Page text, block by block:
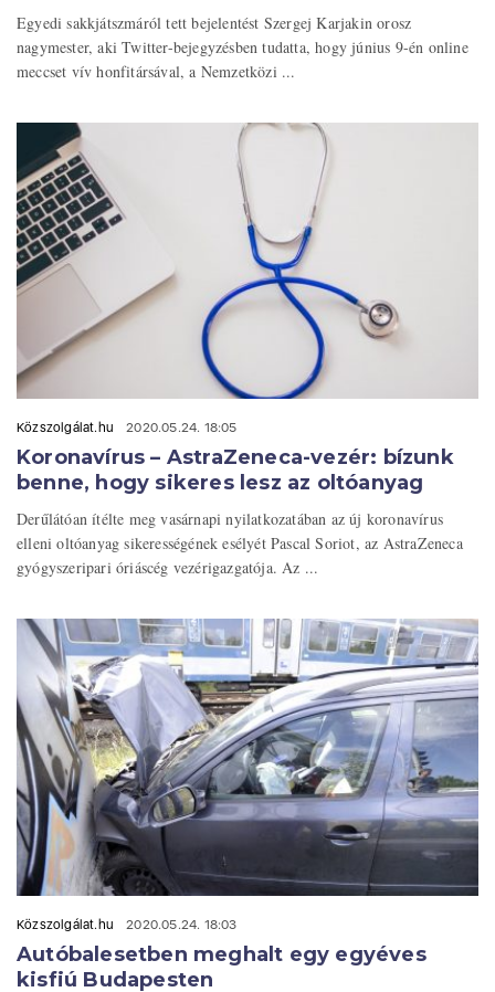
Egyedi sakkjátszmáról tett bejelentést Szergej Karjakin orosz
nagymester, aki Twitter-bejegyzésben tudatta, hogy június 9-én online
meccset vív honfitársával, a Nemzetközi ...
Közszolgálat.hu 2020.05.24. 18:05
Koronavírus – AstraZeneca-vezér: bízunk
benne, hogy sikeres lesz az oltóanyag
Derűlátóan ítélte meg vasárnapi nyilatkozatában az új koronavírus
elleni oltóanyag sikerességének esélyét Pascal Soriot, az AstraZeneca
gyógyszeripari óriáscég vezérigazgatója. Az ...
Közszolgálat.hu 2020.05.24. 18:03
Autóbalesetben meghalt egy egyéves
kisfiú Budapesten